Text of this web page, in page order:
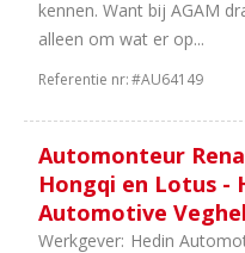
wielen
Schadeherstel
Camper
Onderdelen
Opleiding
Trucks
kennen. Want bij AGAM
alleen om wat er op...
Referentie nr:#AU64149
Automonteur
Hongqi en Lotus -
Automotive Veghel
Werkgever: Hedin